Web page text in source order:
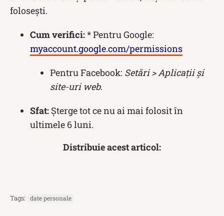
folosești.
Cum verifici:* Pentru Google:
myaccount.google.com/permissions
Pentru Facebook: Setări > Aplicații și
site-uri web.
Sfat: Șterge tot ce nu ai mai folosit în
ultimele 6 luni.
Distribuie acest articol:
Tags: date personale